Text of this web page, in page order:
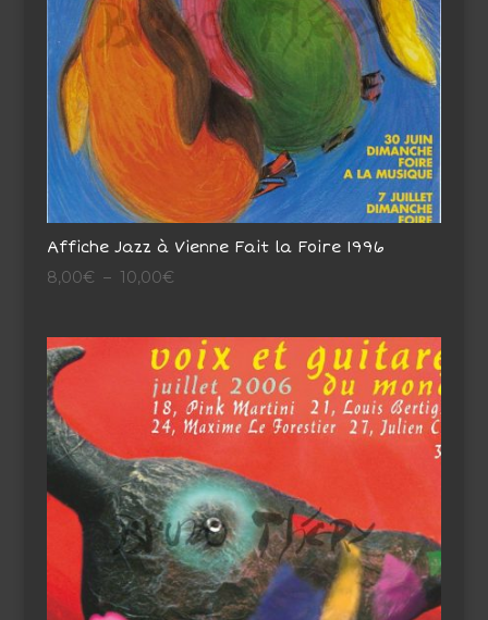
Affiche Jazz à Vienne Fait la Foire 1996
8,00€ – 10,00€Plage
prix :
8,00€
à
10,00€